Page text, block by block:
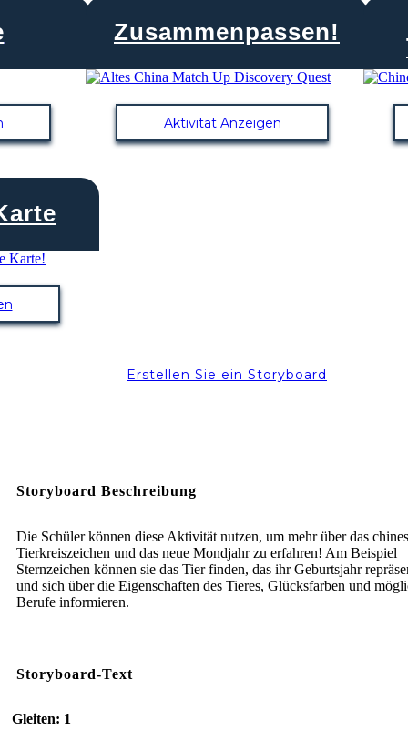
Zusammenpassen!
Aktivität Anzeigen
Erstellen Sie ein Storyboard
Storyboard Beschreibung
Die Schüler können diese Aktivität nutzen, um mehr über das
Tierkreiszeichen und das neue Mondjahr zu erfahren! Am Beispiel
Sternzeichen können sie das Tier finden, das ihr Geburtsjahr
und sich über die Eigenschaften des Tieres, Glücksfarben und
Berufe informieren.
Storyboard-Text
Gleiten: 1